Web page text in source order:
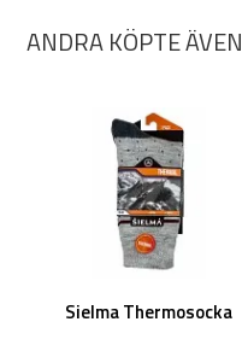
ANDRA KÖPTE ÄVEN
Sielma Thermosocka